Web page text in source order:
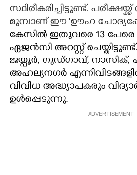
സ്ഥിരീകരിച്ചിട്ടുണ്ട്.
മുമ്പാണ് ഈ 'ഊഹ
കേസിൽ ഇതുവരെ 13
ഏജൻസി അറസ്റ്റ്
ജയ്പൂർ, ഗുഡ്ഗാവ്, നാസിക്,
അഹല്യനഗർ
വിവിധ അദ്ധ്യാപകരും
ഉൾപ്പെടുന്നു.
ADVERTISEMENT